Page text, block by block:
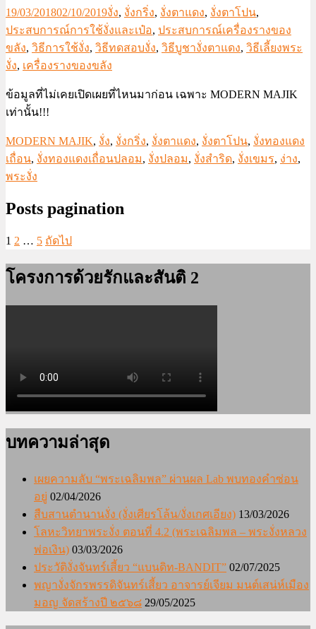
19/03/201802/10/2019งั่ง, งั่งกริ่ง, งั่งตาแดง, งั่งตาโปน,
ประสบการณ์การใช้งั่งและเป๋อ, ประสบการณ์เครื่องรางของ
ขลัง, วิธีการใช้งั่ง, วิธีทดสอบงั่ง, วิธีบูชางั่งตาแดง, วิธีเลี้ยงพระ
งั่ง, เครื่องรางของขลัง
ข้อมูลที่ไม่เคยเปิดเผยที่ไหนมาก่อน เฉพาะ MODERN MAJIK
เท่านั้น!!!
MODERN MAJIK, งั่ง, งั่งกริ่ง, งั่งตาแดง, งั่งตาโปน, งั่งทองแดง
เถื่อน, งั่งทองแดงเถื่อนปลอม, งั่งปลอม, งั่งสำริด, งั่งเขมร, ง่าง,
พระงั่ง
Posts pagination
1 2 … 5 ถัดไป
โครงการด้วยรักและสันติ 2
บทความล่าสุด
เผยความลับ “พระเฉลิมพล” ผ่านผล Lab พบทองคำซ่อน
อยู่ 02/04/2026
สืบสานตำนานงั่ง (งั่งเศียรโล้น/งั่งเกศเอียง) 13/03/2026
โลหะวิทยาพระงั่ง ตอนที่ 4.2 (พระเฉลิมพล – พระงั่งหลวง
พ่อเงิน) 03/03/2026
ประวัติงั่งจันทร์เสี้ยว “แบนดิท-BANDIT” 02/07/2025
พญางั่งจักรพรรดิจันทร์เสี้ยว อาจารย์เจียม มนต์เสน่ห์เมือง
มอญ จัดสร้างปี ๒๕๖๘ 29/05/2025